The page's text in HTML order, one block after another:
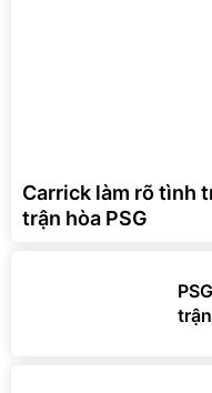
Carrick làm rõ tình
trận hòa PSG